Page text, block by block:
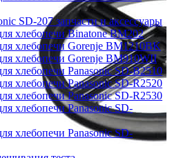
SD-207 запчасти и аксессуары
хлебопечи Binatone BM202
хлебопечи Gorenje BM1210BK
хлебопечи Gorenje BM910WII
хлебопечи Panasonic SD-B2510
хлебопечи Panasonic SD-R2520
хлебопечи Panasonic SD-R2530
хлебопечи Panasonic SD-
хлебопечи Panasonic SD-